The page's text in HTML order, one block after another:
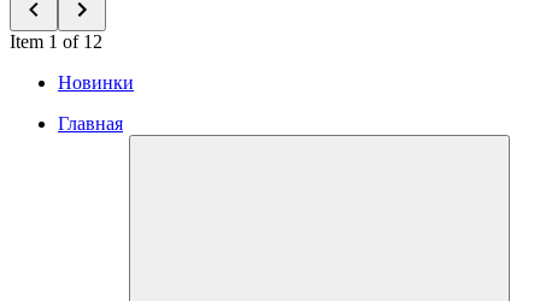
Item 1 of 12
Новинки
Главная